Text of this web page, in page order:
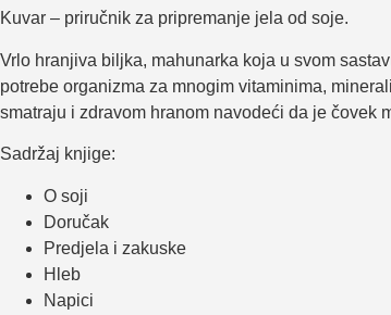
Kuvar – priručnik za pripremanje jela od soje.
Vrlo hranjiva biljka, mahunarka koja u svom
potrebe organizma za mnogim vitaminima,
smatraju i zdravom hranom navodeći da je čovek
Sadržaj knjige:
O soji
Doručak
Predjela i zakuske
Hleb
Napici